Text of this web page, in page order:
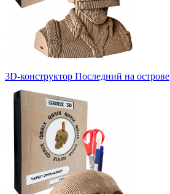
3D-конструктор Последний на острове